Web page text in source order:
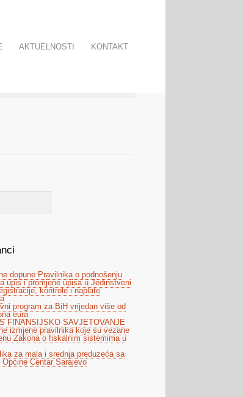
AKTUELNOSTI KONTAKT
dopune Pravilnika o podnošenju
upis i promjene upisa u Jedinstveni
kontrole i naplate
program za BiH vrijedan više od
eura
FINANSIJSKO SAVJETOVANJE
izmjene pravilnika koje su vezane
Zakona o fiskalnim sistemima u
za mala i srednja preduzeća sa
Općine Centar Sarajevo